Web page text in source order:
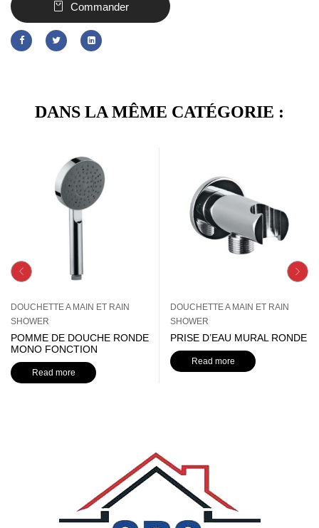
Commander
DANS LA MÊME CATÉGORIE :
DOUCHETTE A MAIN ET RAIN
SHOWER
POMME DE DOUCHE RONDE
MONO FONCTION
Read more
DOUCHETTE A MAIN ET RAIN
SHOWER
PRISE D’EAU MURAL RONDE
Read more